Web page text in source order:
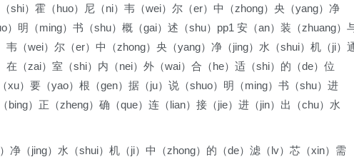
shi）霍（huo）尼（ni）韦（wei）尔（er）中（zhong）央（yang）净
）明（ming）书（shu）概（gai）述（shu）pp1 安（an）装（zhuang）
韦（wei）尔（er）中（zhong）央（yang）净（jing）水（shui）机（ji）
在（zai）室（shi）内（nei）外（wai）合（he）适（shi）的（de）位
xu）要（yao）根（gen）据（ju）说（shuo）明（ming）书（shu）进
bing）正（zheng）确（que）连（lian）接（jie）进（jin）出（chu）水
净（jing）水（shui）机（ji）中（zhong）的（de）滤（lv）芯（xin）需